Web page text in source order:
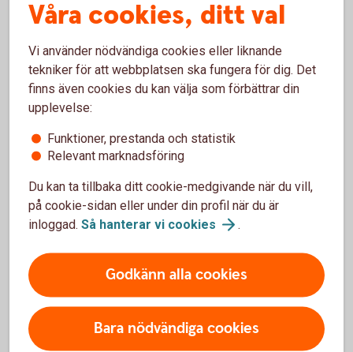
På.
Våra kreditkort
Våra cookies, ditt val
Vi använder nödvändiga cookies eller liknande
tekniker för att webbplatsen ska fungera för dig. Det
finns även cookies du kan välja som förbättrar din
upplevelse:
Funktioner, prestanda och statistik
Relevant marknadsföring
Du kan ta tillbaka ditt cookie-medgivande när du vill,
på cookie-sidan eller under din profil när du är
inloggad. Så hanterar vi cookies .
Godkänn alla cookies
Bara nödvändiga cookies